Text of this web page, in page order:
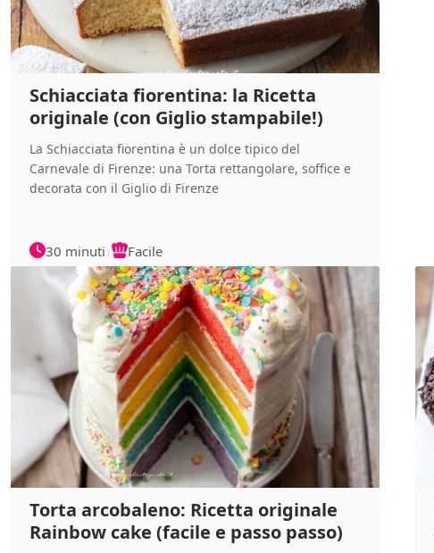
Schiacciata fiorentina: la Ricetta
originale (con Giglio stampabile!)
La Schiacciata fiorentina è un dolce tipico del
Carnevale di Firenze: una Torta rettangolare, soffice e
decorata con il Giglio di Firenze
30 minuti Facile
Torta arcobaleno: Ricetta originale
Rainbow cake (facile e passo passo)